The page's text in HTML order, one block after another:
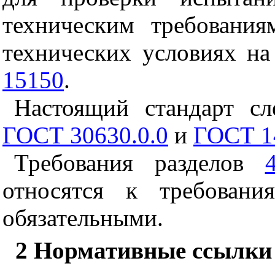
техническим
технических условиях
15150.
Настоящий стандарт
ГОСТ 30630.0.0 и ГОСТ
Требования разделов
относятся к
обязательными.
2 Нормативные ссылки